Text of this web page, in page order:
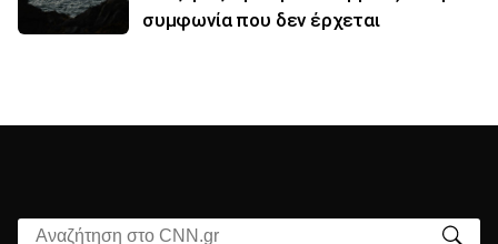
συμφωνία που δεν έρχεται
Αναζήτηση στο CNN.gr